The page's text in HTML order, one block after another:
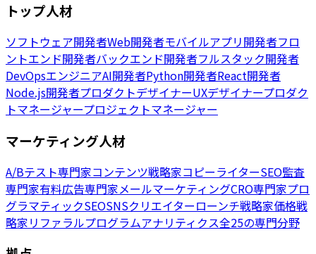
トップ人材
ソフトウェア開発者Web開発者モバイルアプリ開発者フロ
ントエンド開発者バックエンド開発者フルスタック開発者
DevOpsエンジニアAI開発者Python開発者React開発者
Node.js開発者プロダクトデザイナーUXデザイナープロダク
トマネージャープロジェクトマネージャー
マーケティング人材
A/Bテスト専門家コンテンツ戦略家コピーライターSEO監査
専門家有料広告専門家メールマーケティングCRO専門家プロ
グラマティックSEOSNSクリエイターローンチ戦略家価格戦
略家リファラルプログラムアナリティクス全25の専門分野